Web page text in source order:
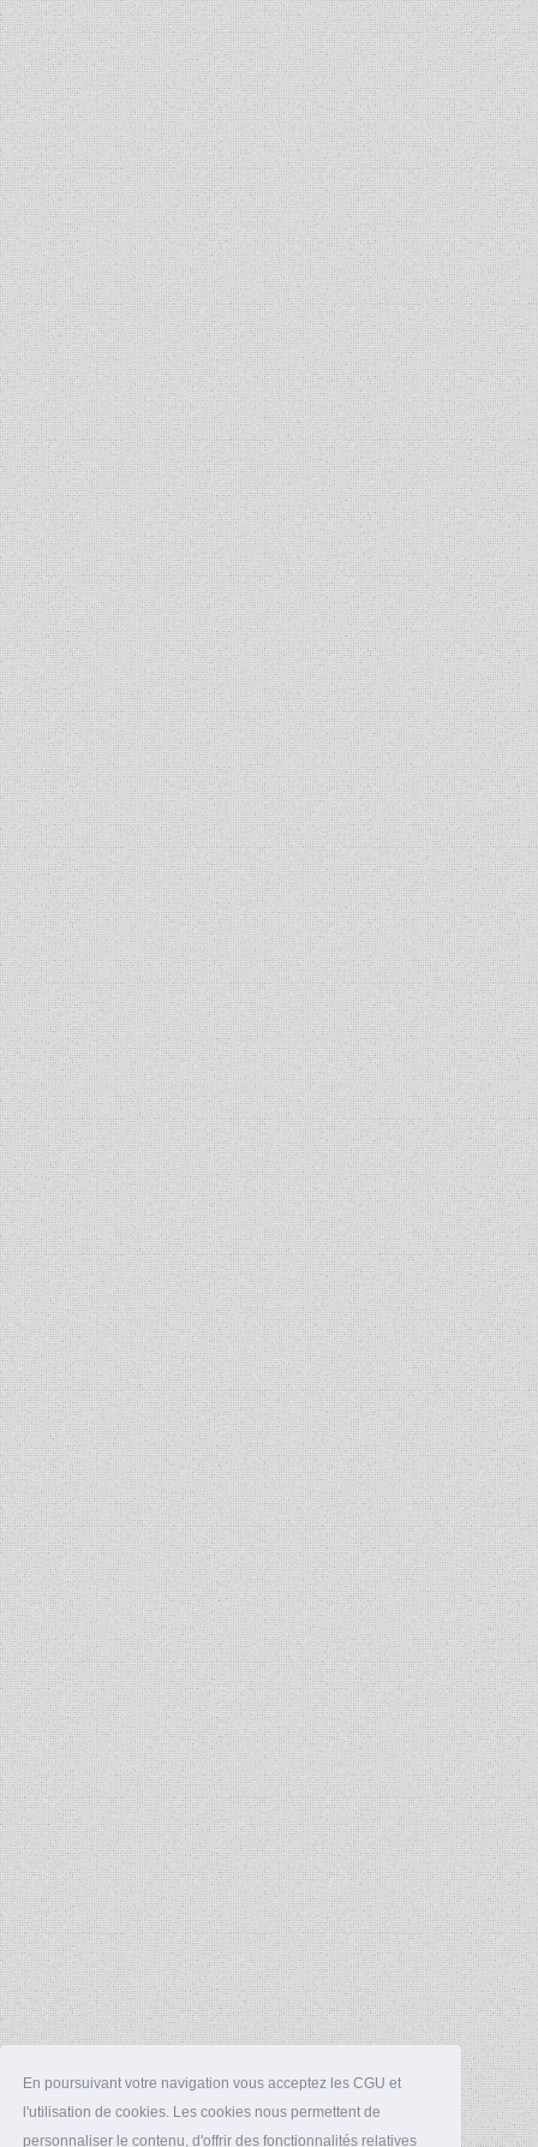
En poursuivant votre navigation vous acceptez les CGU et
l'utilisation de cookies. Les cookies nous permettent de
personnaliser le contenu, d'offrir des fonctionnalités relatives